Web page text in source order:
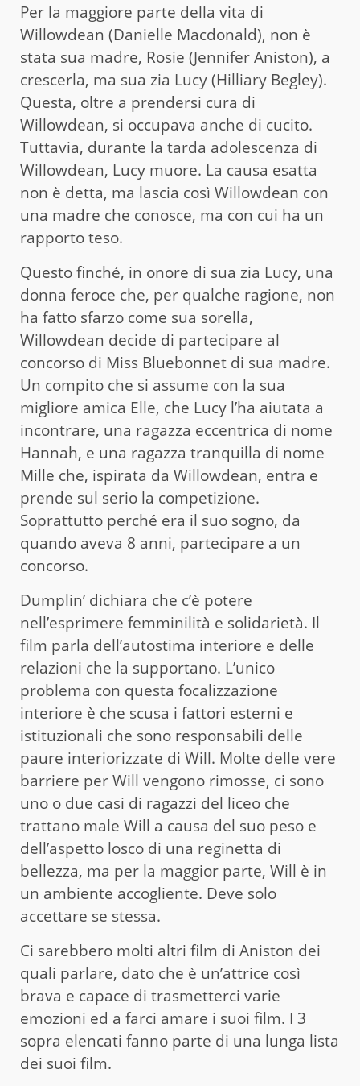
Per la maggiore parte della vita di
Willowdean (Danielle Macdonald), non è
stata sua madre, Rosie (Jennifer Aniston), a
crescerla, ma sua zia Lucy (Hilliary Begley).
Questa, oltre a prendersi cura di
Willowdean, si occupava anche di cucito.
Tuttavia, durante la tarda adolescenza di
Willowdean, Lucy muore. La causa esatta
non è detta, ma lascia così Willowdean con
una madre che conosce, ma con cui ha un
rapporto teso.
Questo finché, in onore di sua zia Lucy, una
donna feroce che, per qualche ragione, non
ha fatto sfarzo come sua sorella,
Willowdean decide di partecipare al
concorso di Miss Bluebonnet di sua madre.
Un compito che si assume con la sua
migliore amica Elle, che Lucy l’ha aiutata a
incontrare, una ragazza eccentrica di nome
Hannah, e una ragazza tranquilla di nome
Mille che, ispirata da Willowdean, entra e
prende sul serio la competizione.
Soprattutto perché era il suo sogno, da
quando aveva 8 anni, partecipare a un
concorso.
Dumplin’ dichiara che c’è potere
nell’esprimere femminilità e solidarietà. Il
film parla dell’autostima interiore e delle
relazioni che la supportano. L’unico
problema con questa focalizzazione
interiore è che scusa i fattori esterni e
istituzionali che sono responsabili delle
paure interiorizzate di Will. Molte delle vere
barriere per Will vengono rimosse, ci sono
uno o due casi di ragazzi del liceo che
trattano male Will a causa del suo peso e
dell’aspetto losco di una reginetta di
bellezza, ma per la maggior parte, Will è in
un ambiente accogliente. Deve solo
accettare se stessa.
Ci sarebbero molti altri film di Aniston dei
quali parlare, dato che è un’attrice così
brava e capace di trasmetterci varie
emozioni ed a farci amare i suoi film. I 3
sopra elencati fanno parte di una lunga lista
dei suoi film.